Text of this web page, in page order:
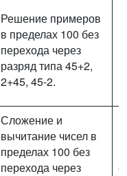
Решение примеров
в пределах 100 без
перехода через
разряд типа 45+2,
2+45, 45-2.
Сложение и
вычитание чисел в
пределах 100 без
перехода через